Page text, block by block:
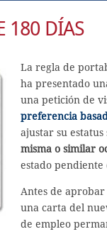
180 DÍAS
La regla de
ha presentado
una petición de
preferencia
ajustar su
misma o similar
estado pendiente
Antes de aprobar
una carta del
de empleo